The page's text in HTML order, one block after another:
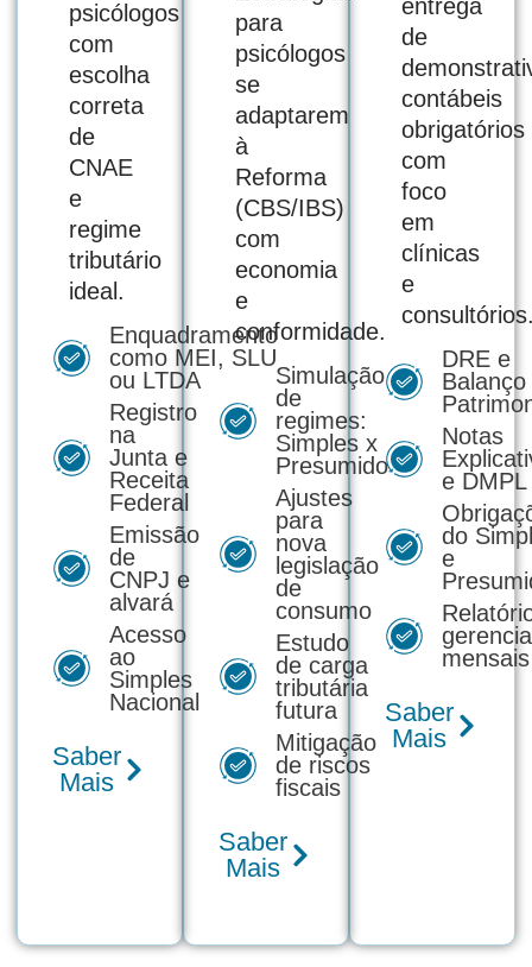
psicólogos
com
escolha
correta
de
CNAE
e
regime
tributário
ideal.
Enquadramento
como MEI, SLU
ou LTDA
Registro
na
Junta e
Receita
Federal
Emissão
de
CNPJ e
alvará
Acesso
ao
Simples
Nacional
Saber
Mais
para
psicólogos
se
adaptarem
à
Reforma
(CBS/IBS)
com
economia
e
conformidade.
Simulação
de
regimes:
Simples x
Presumido
Ajustes
para
nova
legislação
de
consumo
Estudo
de carga
tributária
futura
Mitigação
de riscos
fiscais
Saber
Mais
entrega
de
contábeis
obrigatórios
com
foco
em
clínicas
e
DRE e
Balanço
Notas
e DMPL
do
e
mensais
Saber
Mais